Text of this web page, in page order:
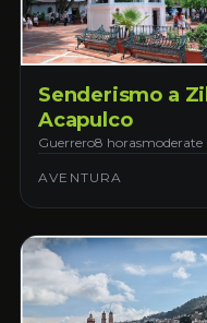
Senderismo a
Acapulco
Guerrero8 horasmoderate
AVENTURA